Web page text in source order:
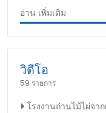
อ่าน เพิ่มเติม
วิดีโอ
59 รายการ
โรงงานถ่านไม้ไผ่จา